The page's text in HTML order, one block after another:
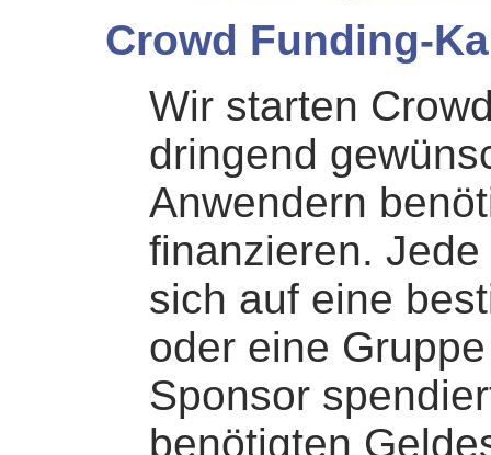
Crowd Funding-
Wir starten
dringend
Anwendern
finanzieren.
sich auf eine
oder eine
Sponsor
benötigten